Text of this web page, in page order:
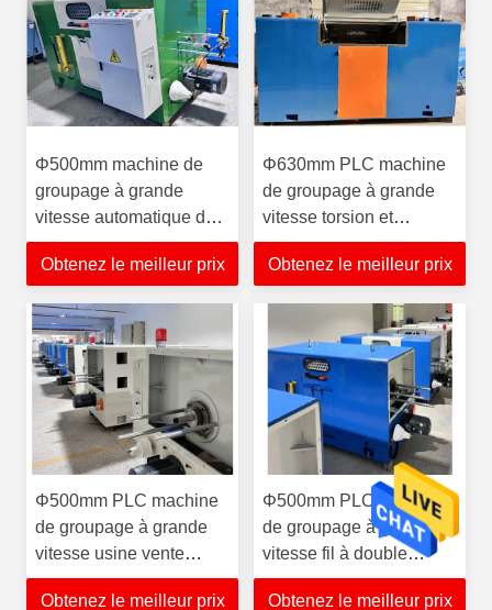
Φ500mm machine de
groupage à grande
vitesse automatique de
haute qualité
équipement de torsion
ABS payer toronneuse
Obtenez le meilleur prix
Φ630mm PLC machine
de groupage à grande
vitesse torsion et
groupeur de fil
automatique haute
de données CAT6/7/8 fil
Obtenez le meilleur prix
Φ500mm PLC machine
de groupage à grande
vitesse usine vente
directe fournisseur de
fabrication de câbles à
Obtenez le meilleur prix
Φ500mm PLC machine
de groupage à grande
vitesse fil à double
torsion à grande vitesse
avec une bonne qualité
Obtenez le meilleur prix